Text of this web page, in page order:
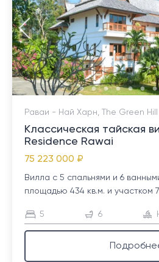
Раваи - Най Харн, The Green
Классическая тайская
Residence Rawai
75 223 000 ₽
Вилла с 5 спальнями и 6
площадью 434 кв.м. и участком
5 6